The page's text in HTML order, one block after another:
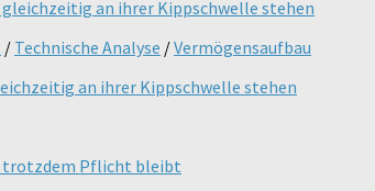
/ Technische Analyse /Vermögensaufbau
an ihrer Kippschwelle stehen